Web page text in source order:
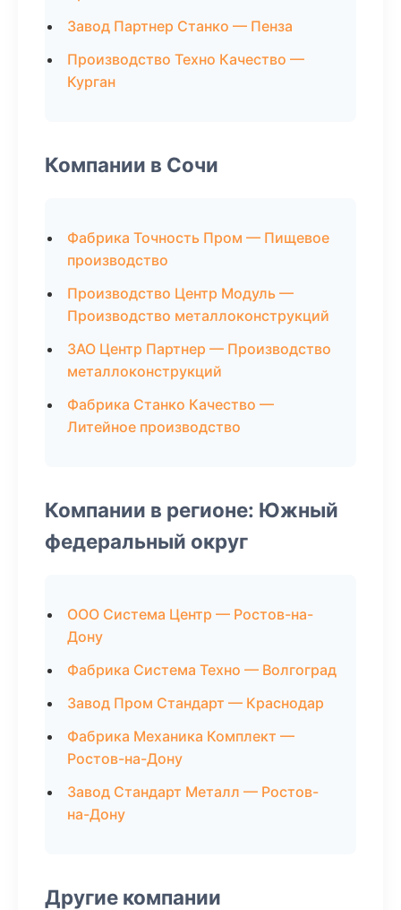
Завод Партнер Станко — Пенза
Производство Техно Качество —
Курган
Компании в Сочи
Фабрика Точность Пром — Пищевое
производство
Производство Центр Модуль —
Производство металлоконструкций
ЗАО Центр Партнер — Производство
металлоконструкций
Фабрика Станко Качество —
Литейное производство
Компании в регионе: Южный
федеральный округ
ООО Система Центр — Ростов-на-
Дону
Фабрика Система Техно — Волгоград
Завод Пром Стандарт — Краснодар
Фабрика Механика Комплект —
Ростов-на-Дону
Завод Стандарт Металл — Ростов-
на-Дону
Другие компании